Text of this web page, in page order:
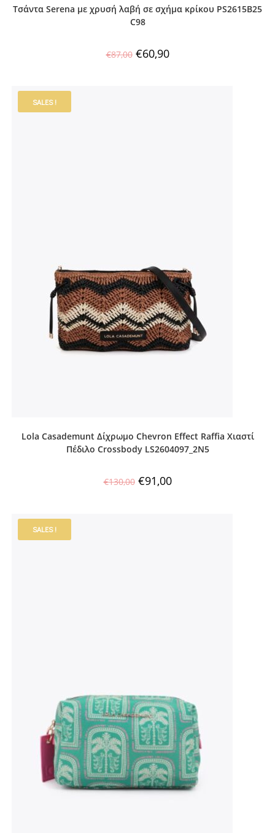
Τσάντα Serena με χρυσή λαβή σε σχήμα κρίκου PS2615B25
C98
€87,00 €60,90
SALES !
Lola Casademunt Δίχρωμο Chevron Effect Raffia Χιαστί
Πέδιλο Crossbody LS2604097_2N5
€130,00 €91,00
SALES !